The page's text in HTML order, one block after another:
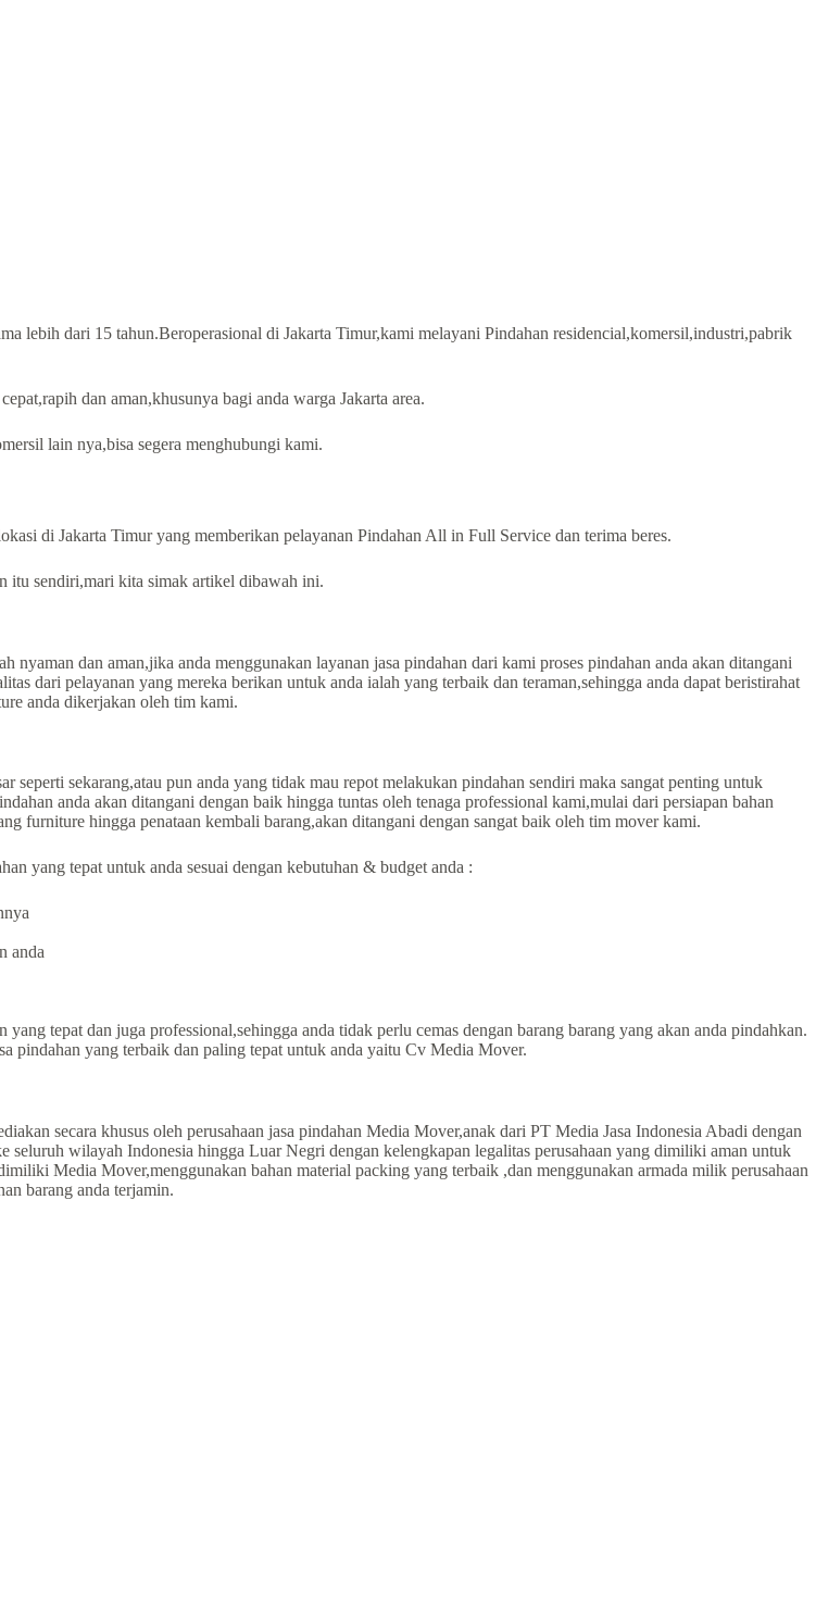
lebih dari 15 tahun.Beroperasional di Jakarta Timur,kami melayani Pindahan residencial,komersil,industri,pabrik
dan aman,khusunya bagi anda warga Jakarta area.
lain nya,bisa segera menghubungi kami.
di Jakarta Timur yang memberikan pelayanan Pindahan All in Full Service dan terima beres.
itu sendiri,mari kita simak artikel dibawah ini.
dan aman,jika anda menggunakan layanan jasa pindahan dari kami proses pindahan anda akan ditangani
dari pelayanan yang mereka berikan untuk anda ialah yang terbaik dan teraman,sehingga anda dapat beristirahat
anda dikerjakan oleh tim kami.
sekarang,atau pun anda yang tidak mau repot melakukan pindahan sendiri maka sangat penting untuk
anda akan ditangani dengan baik hingga tuntas oleh tenaga professional kami,mulai dari persiapan bahan
furniture hingga penataan kembali barang,akan ditangani dengan sangat baik oleh tim mover kami.
yang tepat untuk anda sesuai dengan kebutuhan & budget anda :
anda
tepat dan juga professional,sehingga anda tidak perlu cemas dengan barang barang yang akan anda pindahkan.
pindahan yang terbaik dan paling tepat untuk anda yaitu Cv Media Mover.
secara khusus oleh perusahaan jasa pindahan Media Mover,anak dari PT Media Jasa Indonesia Abadi dengan
wilayah Indonesia hingga Luar Negri dengan kelengkapan legalitas perusahaan yang dimiliki aman untuk
Media Mover,menggunakan bahan material packing yang terbaik ,dan menggunakan armada milik perusahaan
barang anda terjamin.